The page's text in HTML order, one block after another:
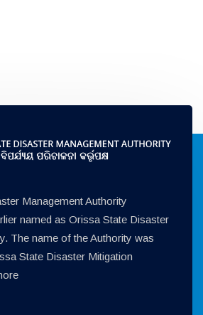
Management Authority
named as Orissa State Disaster
The name of the Authority was
State Disaster Mitigation